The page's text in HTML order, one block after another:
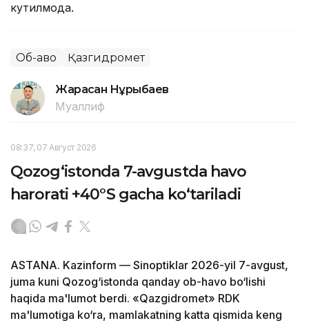
кутилмоқда.
Об-ҳаво Қазгидромет
Жарасқан Нұрыбаев
Муаллиф
08:37, 07 Август 2026
Qozog‘istonda 7-avgustda havo
harorati +40°S gacha ko‘tariladi
ASTANA. Kazinform — Sinoptiklar 2026-yil 7-avgust,
juma kuni Qozog‘istonda qanday ob-havo bo‘lishi
haqida ma'lumot berdi. «Qazgidromet» RDK
ma'lumotiga ko‘ra, mamlakatning katta qismida keng